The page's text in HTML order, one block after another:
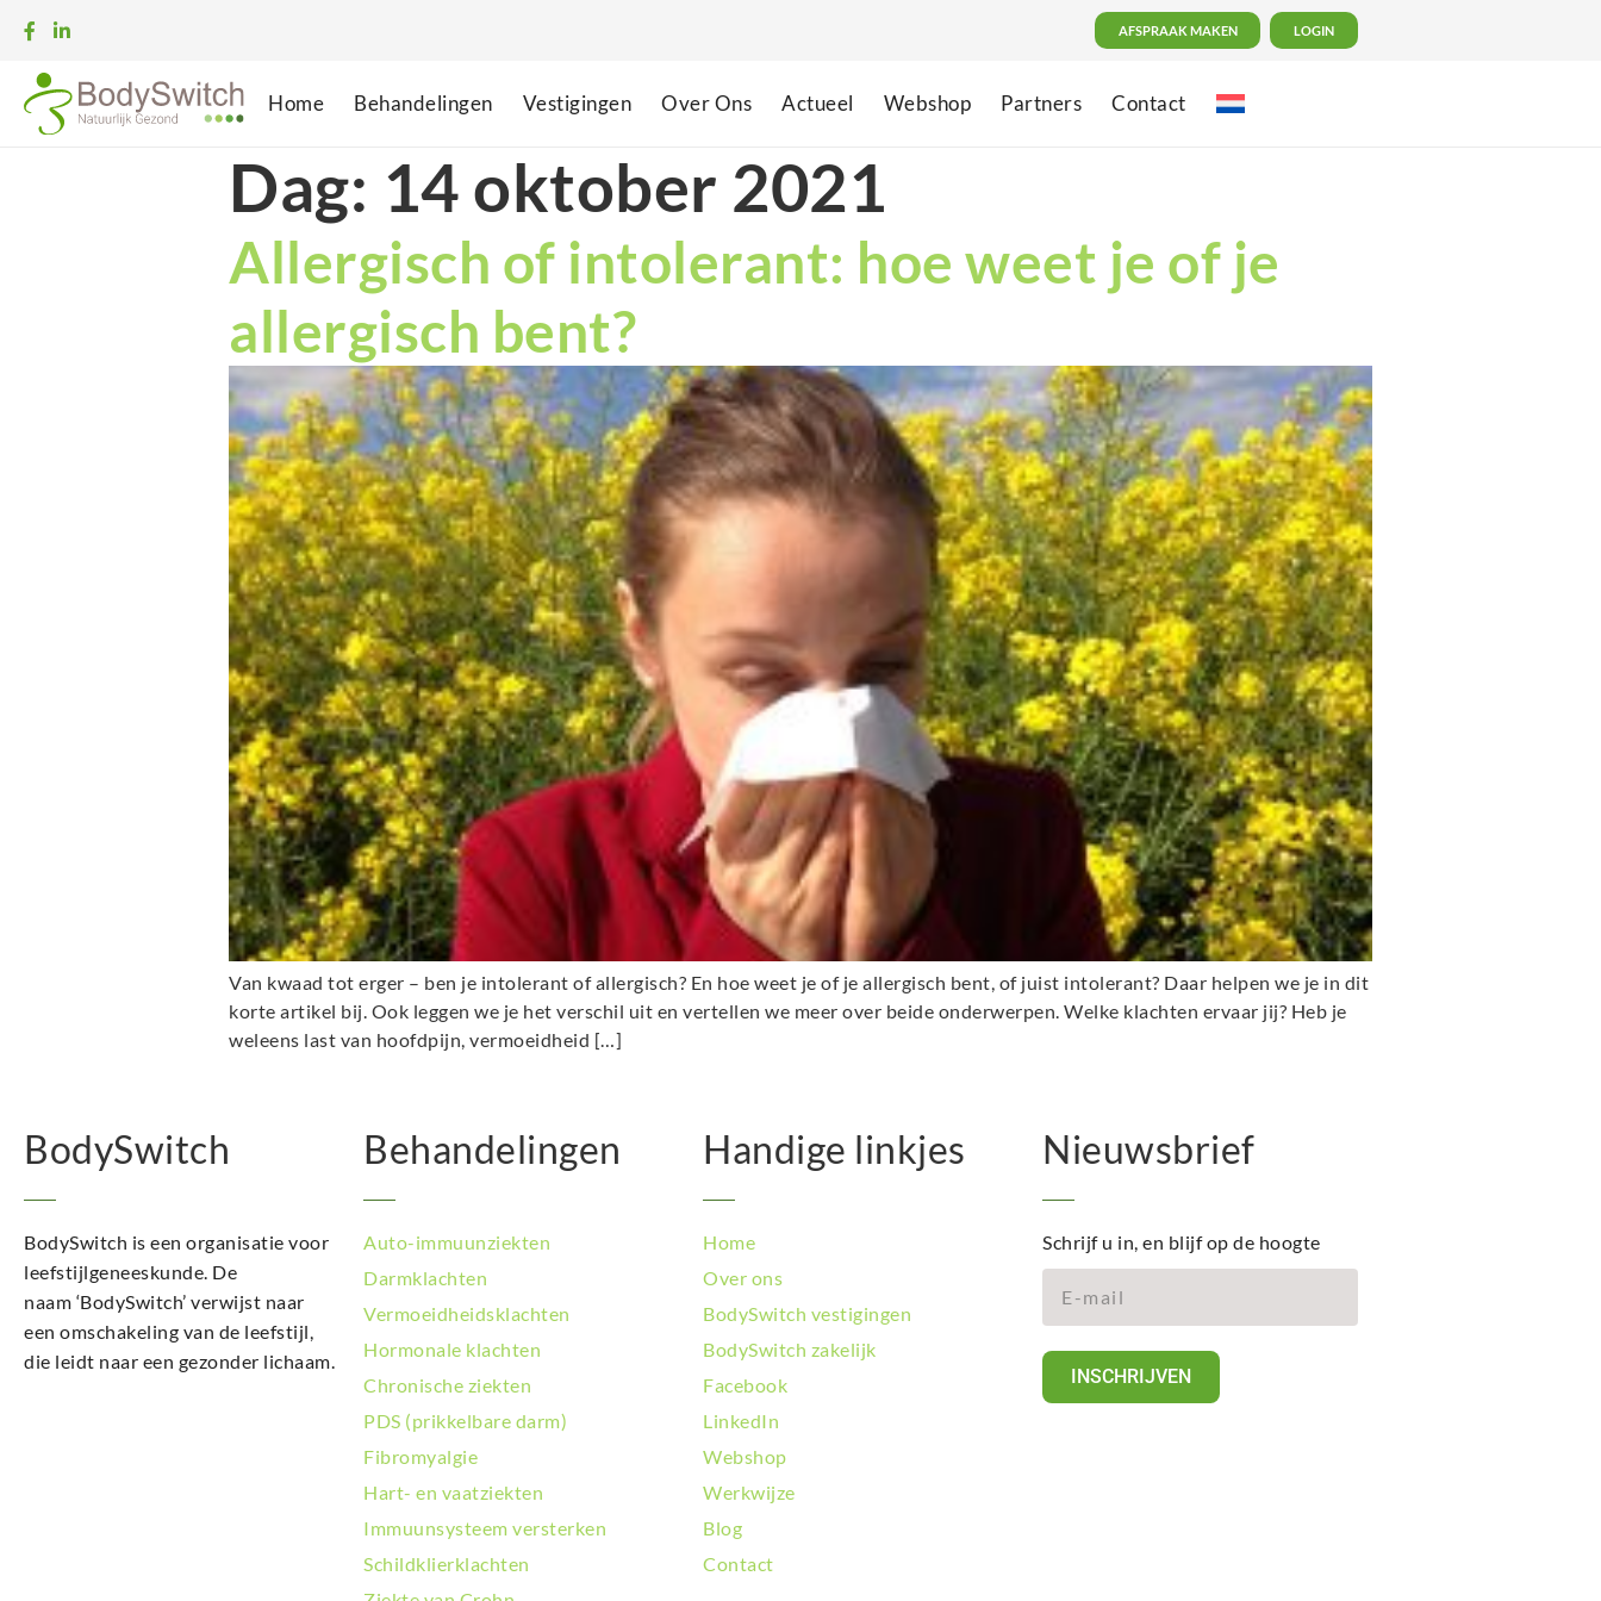
AFSPRAAK MAKEN LOGIN
Home Behandelingen Vestigingen Over Ons Actueel Webshop Partners Contact
Dag: 14 oktober 2021
Allergisch of intolerant: hoe weet je of je
allergisch bent?
Van kwaad tot erger – ben je intolerant of allergisch? En hoe weet je of je allergisch bent, of juist intolerant? Daar helpen we je in dit
korte artikel bij. Ook leggen we je het verschil uit en vertellen we meer over beide onderwerpen. Welke klachten ervaar jij? Heb je
weleens last van hoofdpijn, vermoeidheid […]
BodySwitch
BodySwitch is een organisatie voor
leefstijlgeneeskunde. De
naam ‘BodySwitch’ verwijst naar
een omschakeling van de leefstijl,
die leidt naar een gezonder lichaam.
Behandelingen
Auto-immuunziekten
Darmklachten
Vermoeidheidsklachten
Hormonale klachten
Chronische ziekten
PDS (prikkelbare darm)
Fibromyalgie
Hart- en vaatziekten
Immuunsysteem versterken
Schildklierklachten
Handige linkjes
Home
Over ons
BodySwitch vestigingen
BodySwitch zakelijk
Facebook
LinkedIn
Webshop
Werkwijze
Blog
Contact
Nieuwsbrief
Schrijf u in, en blijf op de hoogte
INSCHRIJVEN